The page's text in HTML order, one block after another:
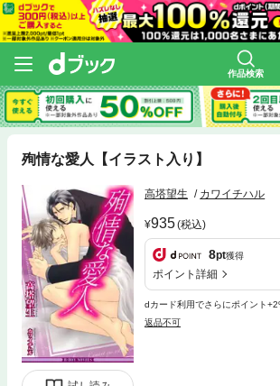
作品検索
殉情な愛人【イラスト入り】
高塔望生 カワイチハル
935(税込)
8pt獲得
ポイント詳細
dカード利用でさらにポイント
返品不可